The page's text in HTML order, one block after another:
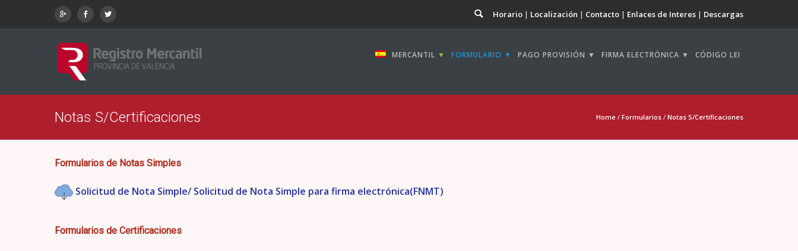
Horario Localización Contacto Enlaces de Interes Descargas
MERCANTIL ▼ FORMULARIO ▼ PAGO PROVISIÓN ▼ FIRMA ELECTRÓNICA ▼ CÓDIGO LEI
Notas S/Certificaciones Home / Formularios / Notas S/Certificaciones
Formularios de Notas Simples
Solicitud de Nota Simple/ Solicitud de Nota Simple para firma electrónica(FNMT)
Formularios de Certificaciones